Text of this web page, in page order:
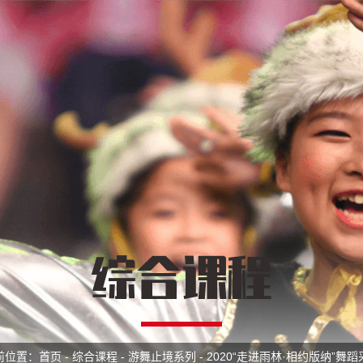
综合课程
置： 首页-综合课程 - 游舞止境系列 -2020“走进雨林·相约版纳”舞蹈